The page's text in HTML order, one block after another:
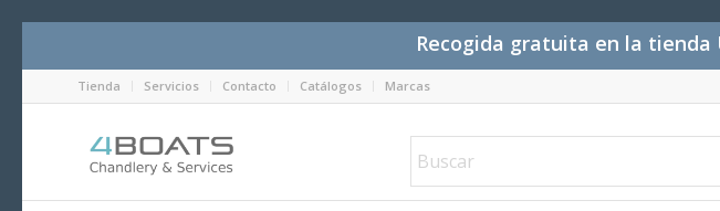
Recogida gratuita en la tienda
Tienda Servicios Contacto Catálogos Marcas